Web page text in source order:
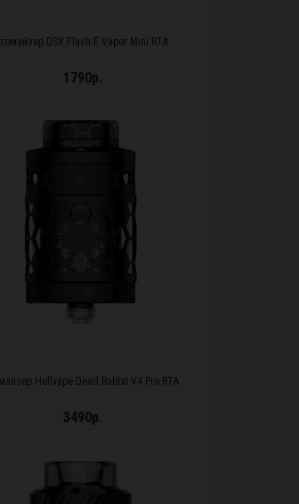
DSX Flash E Vapor Mini RTA
1790р.
ПОДРОБНЕЕ...
Hellvape Dead Rabbit V4 Pro RTA
3490р.